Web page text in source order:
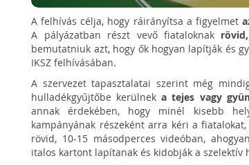
A felhívás célja, hogy ráirányítsa a figyelmet
A pályázatban részt vevő fiataloknak
bemutatniuk azt, hogy ők hogyan lapítják és
IKSZ felhívásában.
A szervezet tapasztalatai szerint még
hulladékgyűjtőbe kerülneka tejes vagy
annak érdekében, hogy minél kisebb
kampányának részeként arra kéri a
rövid, 10-15 másodperces videóban,
italos kartont lapítanak és kidobják a szelektív